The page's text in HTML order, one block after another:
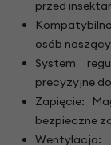
przed
osób
System
precyzyjne
Zapięcie:
bezpieczne